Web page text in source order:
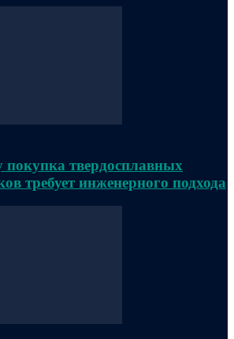
покупка твердосплавных
требует инженерного подхода